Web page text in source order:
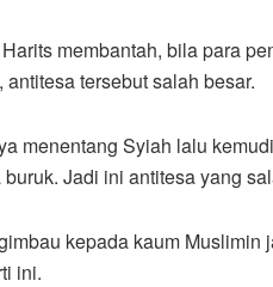
membantah, bila para
antitesa tersebut salah besar.
menentang Syiah lalu
Jadi ini antitesa yang
kepada kaum
ini.